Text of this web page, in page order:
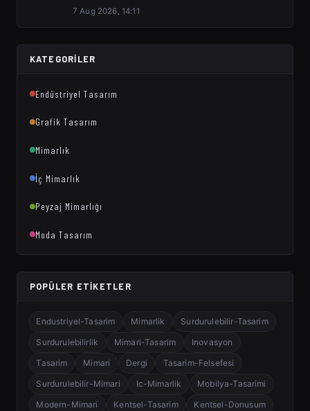
7 Aug 2026, 14:11
KATEGORILER
Endüstriyel Tasarım
Grafik Tasarım
Mimarlık
İç Mimarlık
Peyzaj Mimarlığı
Moda Tasarım
POPÜLER ETIKETLER
Endustriyel-Tasarim Mimarlik
Surdurulebilir-Tasarim
Surdurulebilirlik
Mimari-Tasarim
Inovasyon
Tasarim
Mimari Dergi
Tasarim-Felsefesi
Surdurulebilir-Mimari
Ic-Mimarlik
Mobilya-Tasarimi
Modern-Mimari
Kentsel-Tasarim
Kentsel-Donusum